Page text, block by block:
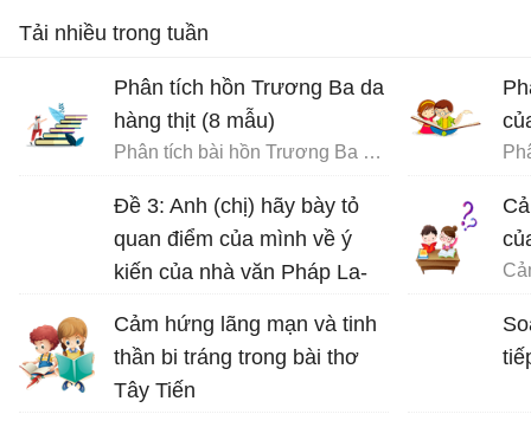
Tải nhiều trong tuần
Phân tích hồn Trương Ba da
hàng thịt (8 mẫu)
Phân tích bài hồn Trương Ba da hàng thịt - Văn mẫu 12
Đề 3: Anh (chị) hãy bày tỏ
quan điểm của mình về ý
kiến của nhà văn Pháp La-
nâng cao tinh thần ta lên và
gợi cho ta những tình cảm
cao quý và can đảm,...
Cảm hứng lãng mạn và tinh
thần bi tráng trong bài thơ
Tây Tiến